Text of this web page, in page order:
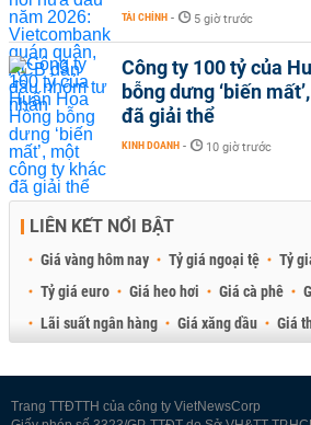
TÀI CHÍNH - 5 giờ trước
Công ty 100 tỷ của
bỗng dưng ‘biến
đã giải thể
KINH DOANH - 10 giờ trước
LIÊN KẾT NỔI BẬT
Giá vàng hôm nay Tỷ giá ngoại tệ Tỷ
Tỷ giá euro
Giá heo hơi Giá cà phê
Lãi suất ngân hàng
Giá xăng dầu
Giá
Trang TTĐTTH của công ty VietNewsCorp